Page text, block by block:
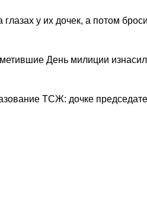
у их дочек, а потом
День милиции
ТСЖ: дочке